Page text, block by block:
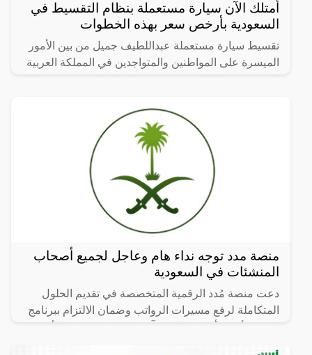
أمتلك الآن سيارة مستعملة بنظام التقسيط في
السعودية بأرخص سعر بهذه الخطوات
تقسيط سيارة مستعملة عبداللطيف جميل من بين الأمور
الميسرة على المواطنين والمتواجدين في المملكة العربية
منصة مدد توجه نداء هام وعاجل لجميع أصحاب
المنشئات في السعودية
دعت منصة مُدد الرقمية المتخصصة في تقديم الحلول
المتكاملة لرفع مسيرات الرواتب وضمان الالتزام ببرنامج